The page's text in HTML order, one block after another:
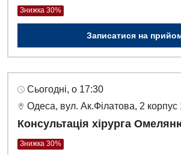
Знижка 30%
Записатися на
Сьогодні, о 17:30
Одеса, вул. Ак.Філатова, 2 корпус
Консультація хірурга
Знижка 30%